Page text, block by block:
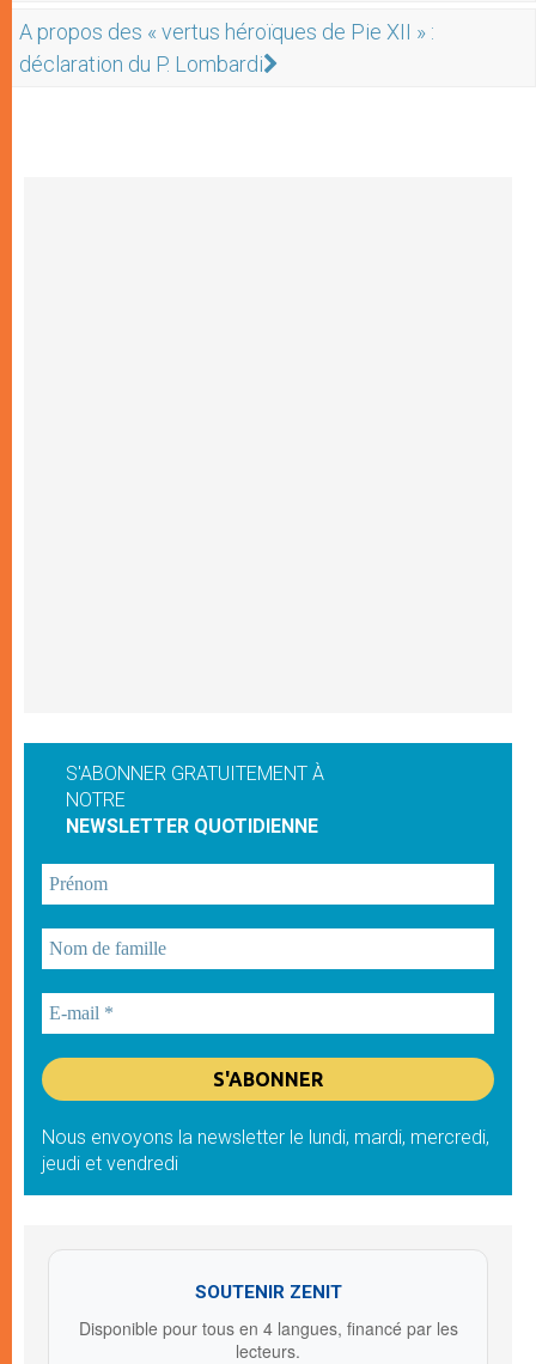
A propos des « vertus héroïques de Pie XII » :
déclaration du P. Lombardi
S'ABONNER GRATUITEMENT À
NOTRE
NEWSLETTER QUOTIDIENNE
Nous envoyons la newsletter le lundi, mardi, mercredi,
jeudi et vendredi
SOUTENIR ZENIT
Disponible pour tous en 4 langues, financé par les
lecteurs.